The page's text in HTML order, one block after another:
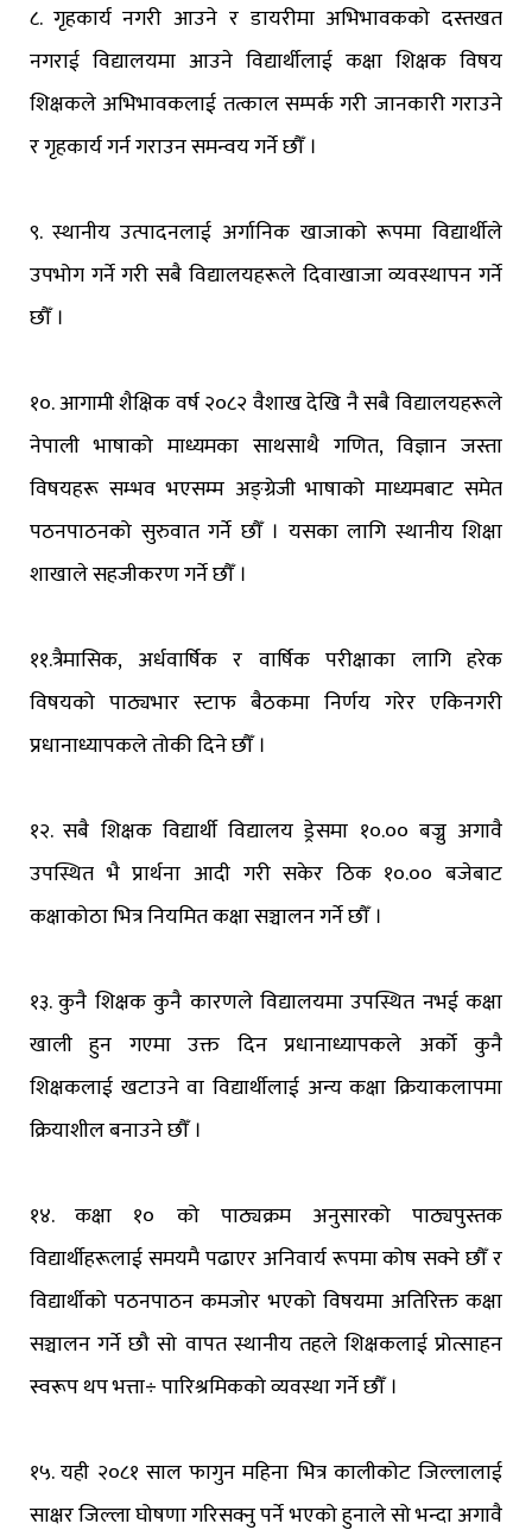
८. गृहकार्य नगरी आउने र डायरीमा अभिभावकको दस्तखत
नगराई विद्यालयमा आउने विद्यार्थीलाई कक्षा शिक्षक विषय
शिक्षकले अभिभावकलाई तत्काल सम्पर्क गरी जानकारी गराउने
र गृहकार्य गर्न गराउन समन्वय गर्ने छौँ ।
९. स्थानीय उत्पादनलाई अर्गानिक खाजाको रूपमा विद्यार्थीले
उपभोग गर्ने गरी सबै विद्यालयहरूले दिवाखाजा व्यवस्थापन गर्ने
छौँ ।
१०. आगामी शैक्षिक वर्ष २०८२ वैशाख देखि नै सबै विद्यालयहरूले
नेपाली भाषाको माध्यमका साथसाथै गणित, विज्ञान जस्ता
विषयहरू सम्भव भएसम्म अङ्ग्रेजी भाषाको माध्यमबाट समेत
पठनपाठनको सुरुवात गर्ने छौँ । यसका लागि स्थानीय शिक्षा
शाखाले सहजीकरण गर्ने छौँ ।
११.त्रैमासिक, अर्धवार्षिक र वार्षिक परीक्षाका लागि हरेक
विषयको पाठ्यभार स्टाफ बैठकमा निर्णय गरेर एकिनगरी
प्रधानाध्यापकले तोकी दिने छौँ ।
१२. सबै शिक्षक विद्यार्थी विद्यालय ड्रेसमा १०.०० बज्नु अगावै
उपस्थित भै प्रार्थना आदी गरी सकेर ठिक १०.०० बजेबाट
कक्षाकोठा भित्र नियमित कक्षा सञ्चालन गर्ने छौँ ।
१३. कुनै शिक्षक कुनै कारणले विद्यालयमा उपस्थित नभई कक्षा
खाली हुन गएमा उक्त दिन प्रधानाध्यापकले अर्को कुनै
शिक्षकलाई खटाउने वा विद्यार्थीलाई अन्य कक्षा क्रियाकलापमा
क्रियाशील बनाउने छौँ ।
१४. कक्षा १० को पाठ्यक्रम अनुसारको पाठ्यपुस्तक
विद्यार्थीहरूलाई समयमै पढाएर अनिवार्य रूपमा कोष सक्ने छौँ र
विद्यार्थीको पठनपाठन कमजोर भएको विषयमा अतिरिक्त कक्षा
सञ्चालन गर्ने छौ सो वापत स्थानीय तहले शिक्षकलाई प्रोत्साहन
स्वरूप थप भत्ता÷ पारिश्रमिकको व्यवस्था गर्ने छौँ ।
१५. यही २०८१ साल फागुन महिना भित्र कालीकोट जिल्लालाई
साक्षर जिल्ला घोषणा गरिसक्नु पर्ने भएको हुनाले सो भन्दा अगावै